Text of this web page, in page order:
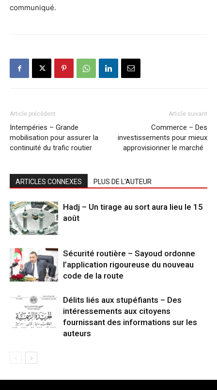
communiqué.
Article précédent
Intempéries – Grande
mobilisation pour assurer la
continuité du trafic routier
Article suivant
Commerce – Des
investissements pour mieux
approvisionner le marché
ARTICLES CONNEXES PLUS DE L'AUTEUR
Hadj – Un tirage au sort aura lieu le 15
août
Sécurité routière – Sayoud ordonne
l’application rigoureuse du nouveau
code de la route
Délits liés aux stupéfiants – Des
intéressements aux citoyens
fournissant des informations sur les
auteurs